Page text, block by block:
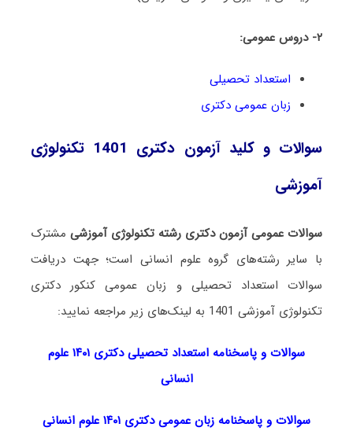
۲- دروس عمومی:
استعداد تحصیلی
زبان عمومی دکتری
سوالات و کلید آزمون دکتری 1401 تکنولوژی
آموزشی
سوالات عمومی آزمون دکتری رشته تکنولوژی آموزشی مشترک
با سایر رشته‌های گروه علوم انسانی است؛ جهت دریافت
سوالات استعداد تحصیلی و زبان عمومی کنکور دکتری
تکنولوژی آموزشی 1401 به لینک‌های زیر مراجعه نمایید:
سوالات و پاسخنامه استعداد تحصیلی دکتری
۱۴۰۱ علوم
انسانی
سوالات و پاسخنامه زبان عمومی دکتری ۱۴۰۱ علوم انسانی